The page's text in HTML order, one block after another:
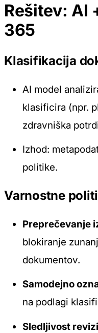
Rešitev: AI
365
Klasifikacija
AI model
klasificira (npr.
zdravniška
Izhod:
politike.
Varnostne
Preprečevanje
blokiranje
dokumentov.
Samodejno
na podlagi
Sledljivost